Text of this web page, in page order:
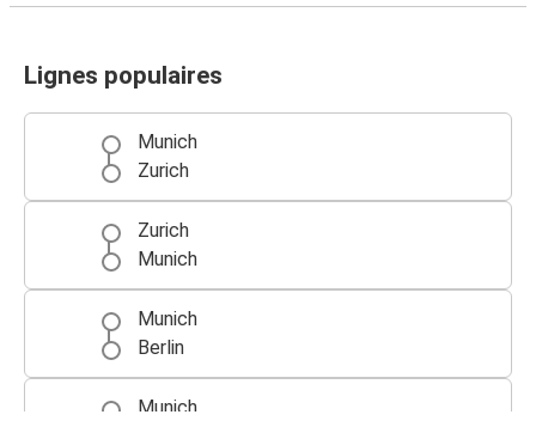
Lignes populaires
Munich
Zurich
Zurich
Munich
Munich
Berlin
Munich